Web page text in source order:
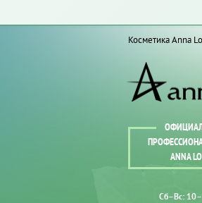
Косметика Anna
ANNA
Сб–Вс: